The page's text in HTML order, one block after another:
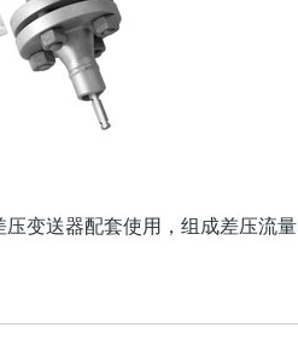
压变送器配套使用，组成差压流量